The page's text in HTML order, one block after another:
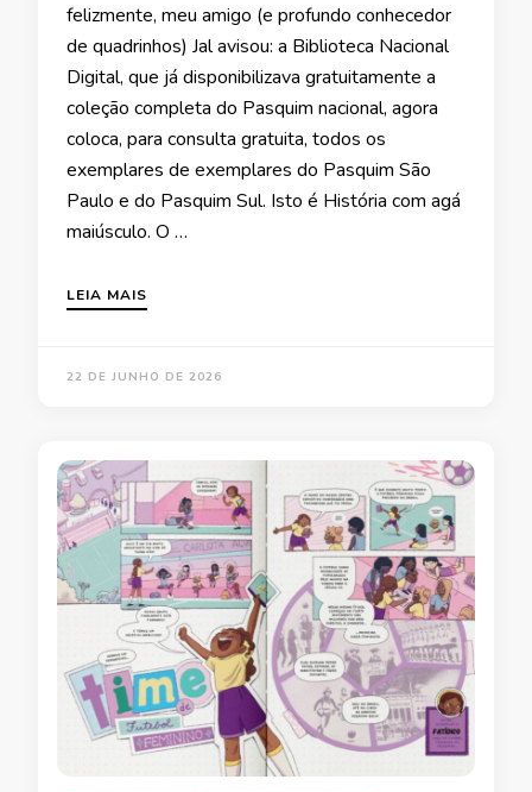
felizmente, meu amigo (e profundo conhecedor
de quadrinhos) Jal avisou: a Biblioteca Nacional
Digital, que já disponibilizava gratuitamente a
coleção completa do Pasquim nacional, agora
coloca, para consulta gratuita, todos os
exemplares de exemplares do Pasquim São
Paulo e do Pasquim Sul. Isto é História com agá
maiúsculo. O …
LEIA MAIS
22 DE JUNHO DE 2026